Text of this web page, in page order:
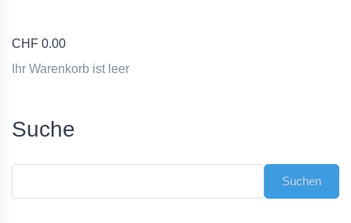
CHF 0.00
Ihr Warenkorb ist leer
Suche